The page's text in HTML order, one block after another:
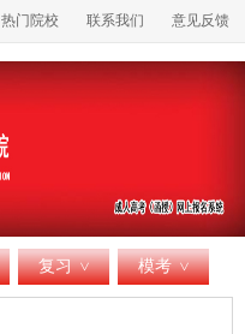
热门院校 联系我们 意见反馈
复习 > 模考 >